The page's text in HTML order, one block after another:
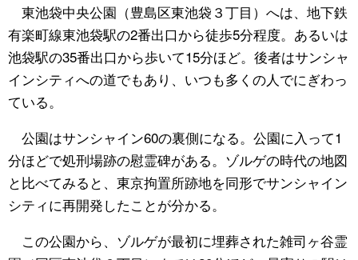
東池袋中央公園（豊島区東池袋３丁目）へは、地下鉄
有楽町線東池袋駅の2番出口から徒歩5分程度。あるいは
池袋駅の35番出口から歩いて15分ほど。後者はサンシャ
インシティへの道でもあり、いつも多くの人でにぎわっ
ている。
公園はサンシャイン60の裏側になる。公園に入って1
分ほどで処刑場跡の慰霊碑がある。ゾルゲの時代の地図
と比べてみると、東京拘置所跡地を同形でサンシャイン
シティに再開発したことが分かる。
この公園から、ゾルゲが最初に埋葬された雑司ヶ谷霊